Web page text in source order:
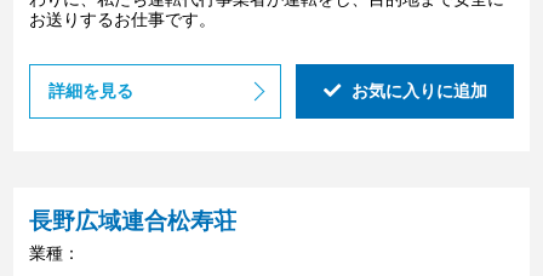
お送りするお仕事です。
詳細を見る お気に入りに追加
長野広域連合松寿荘
業種：